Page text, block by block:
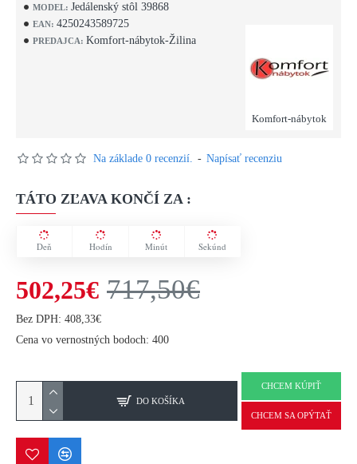
MODEL: Jedálenský stôl 39868
EAN: 4250243589725
PREDAJCA: Komfort-nábytok-Žilina
Komfort-nábytok
Na základe 0 recenzií. - Napísať recenziu
TÁTO ZĽAVA KONČÍ ZA :
Deň Hodín Minút Sekúnd
502,25€ 717,50€
Bez DPH: 408,33€
Cena vo vernostných bodoch: 400
DO KOŠÍKA
CHCEM KÚPIŤ
CHCEM SA OPÝTAŤ